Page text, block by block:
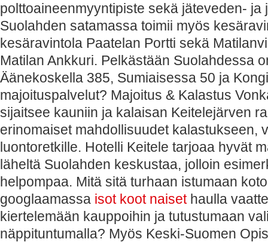
polttoaineenmyyntipiste sekä jäteveden- ja
Suolahden satamassa toimii myös
kesäravintola Paatelan Portti sekä
Matilan Ankkuri. Pelkästään Suolahdessa
Äänekoskella 385, Sumiaisessa 50 ja
majoituspalvelut? Majoitus & Kalastus
sijaitsee kauniin ja kalaisan Keitelejärven
erinomaiset mahdollisuudet kalastukseen,
luontoretkille. Hotelli Keitele tarjoaa hyvät
läheltä Suolahden keskustaa, jolloin
helpompaa. Mitä sitä turhaan istumaan
googlaamassa isot koot naisethaulla
kiertelemään kauppoihin ja tutustumaan
näppituntumalla? Myös Keski-Suomen